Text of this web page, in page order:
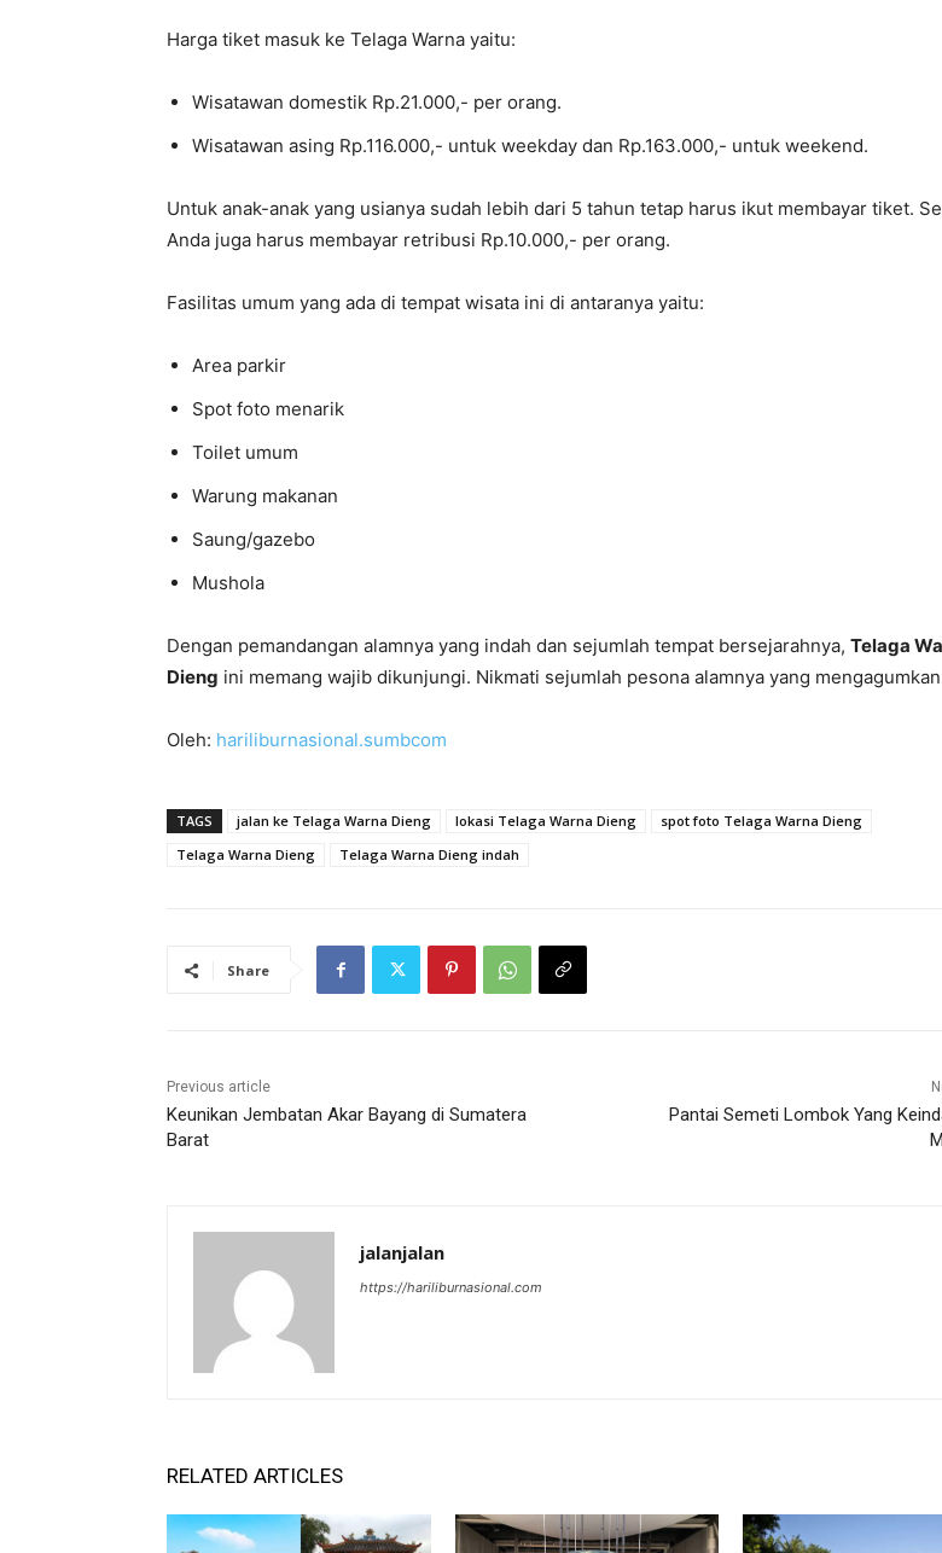
Harga tiket masuk ke Telaga Warna yaitu:
Wisatawan domestik Rp.21.000,- per orang.
Wisatawan asing Rp.116.000,- untuk weekday dan Rp.163.000,- untuk weekend.
Untuk anak-anak yang usianya sudah lebih dari 5 tahun tetap harus ikut membayar tiket.
Anda juga harus membayar retribusi Rp.10.000,- per orang.
Fasilitas umum yang ada di tempat wisata ini di antaranya yaitu:
Area parkir
Spot foto menarik
Toilet umum
Warung makanan
Saung/gazebo
Mushola
Dengan pemandangan alamnya yang indah dan sejumlah tempat bersejarahnya, Telaga
Dieng ini memang wajib dikunjungi. Nikmati sejumlah pesona alamnya yang
Oleh: hariliburnasional.sumbcom
TAGS jalan ke Telaga Warna Dieng lokasi Telaga Warna Dieng
spot foto Telaga Warna Dieng
Telaga Warna Dieng
Telaga Warna Dieng indah
Share
Previous article
Keunikan Jembatan Akar Bayang di Sumatera
Barat
Pantai Semeti Lombok Yang
jalanjalan
https://hariliburnasional.com
RELATED ARTICLES